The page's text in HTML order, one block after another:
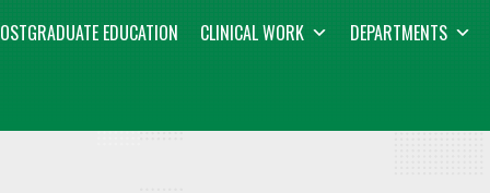
EDUCATION CLINICAL WORK DEPARTMENTS